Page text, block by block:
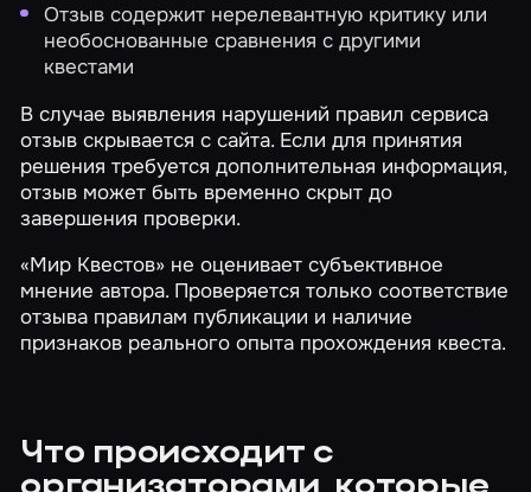
Отзыв содержит нерелевантную критику или
необоснованные сравнения с другими
квестами
В случае выявления нарушений правил сервиса
отзыв скрывается с сайта. Если для принятия
решения требуется дополнительная информация,
отзыв может быть временно скрыт до
завершения проверки.
«Мир Квестов» не оценивает субъективное
мнение автора. Проверяется только соответствие
отзыва правилам публикации и наличие
признаков реального опыта прохождения квеста.
Что происходит с